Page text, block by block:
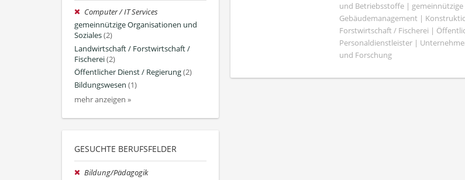
Computer / IT Services
gemeinnützige Organisationen und
Soziales(2)
Landwirtschaft / Forstwirtschaft /
Fischerei(2)
Öffentlicher Dienst / Regierung(2)
Bildungswesen (1)
mehr anzeigen »
GESUCHTE BERUFSFELDER
Bildung/Pädagogik
und Betriebsstoffe |
Gebäudemanagement |
Forstwirtschaft / Fischerei |
Personaldienstleister |
und Forschung